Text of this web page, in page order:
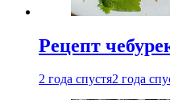
Рецепт
2 года спустя2 года